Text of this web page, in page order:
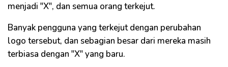
menjadi "X", dan semua orang terkejut.
Banyak pengguna yang terkejut dengan perubahan
logo tersebut, dan sebagian besar dari mereka masih
terbiasa dengan "X" yang baru.